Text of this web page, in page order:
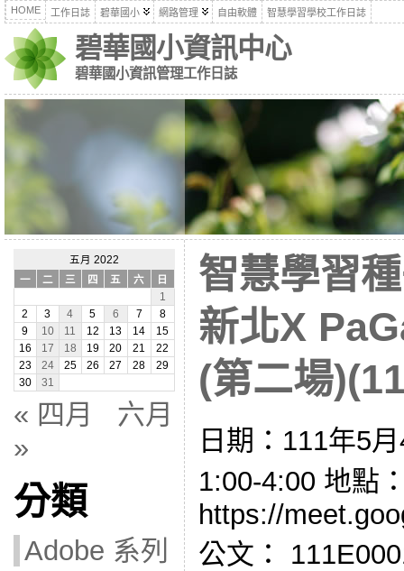
HOME 工作日誌 碧華國小 網路管理 自由軟體 智慧學習學校工作日誌
碧華國小資訊中心
碧華國小資訊管理工作日誌
五月 2022
一
二 三 四 五 六
日
1
2
3 4 5 6 7
8
9
10 11 12 13 14
15
16
17 18 19 20 21
22
23
24 25 26 27 28
29
30
31
« 四月
六月
»
分類
Adobe 系列
智慧學習
新北X
(第二場
日期：111年5
1:00-4:00 地點
https://
公文：